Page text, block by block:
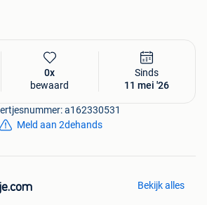
0x
bewaard
Sinds
11 mei '26
a162330531
Meld aan 2dehands
Bekijk alles